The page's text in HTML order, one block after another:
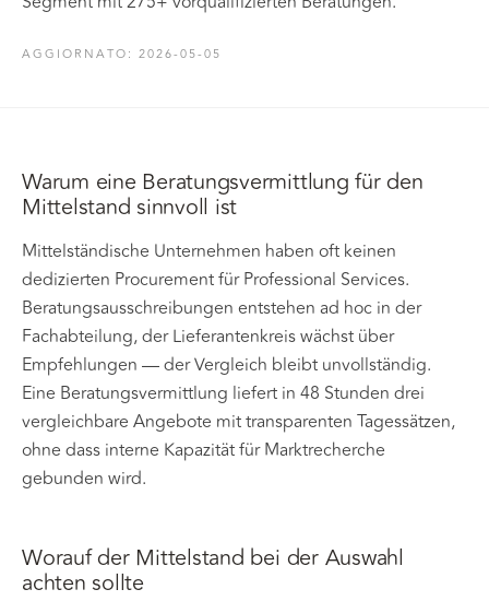
AGGIORNATO: 2026-05-05
Warum eine Beratungsvermittlung für den
Mittelstand sinnvoll ist
Mittelständische Unternehmen haben oft keinen
dedizierten Procurement für Professional Services.
Beratungsausschreibungen entstehen ad hoc in der
Fachabteilung, der Lieferantenkreis wächst über
Empfehlungen — der Vergleich bleibt unvollständig.
Eine Beratungsvermittlung liefert in 48 Stunden drei
vergleichbare Angebote mit transparenten Tagessätzen,
ohne dass interne Kapazität für Marktrecherche
gebunden wird.
Worauf der Mittelstand bei der Auswahl
achten sollte